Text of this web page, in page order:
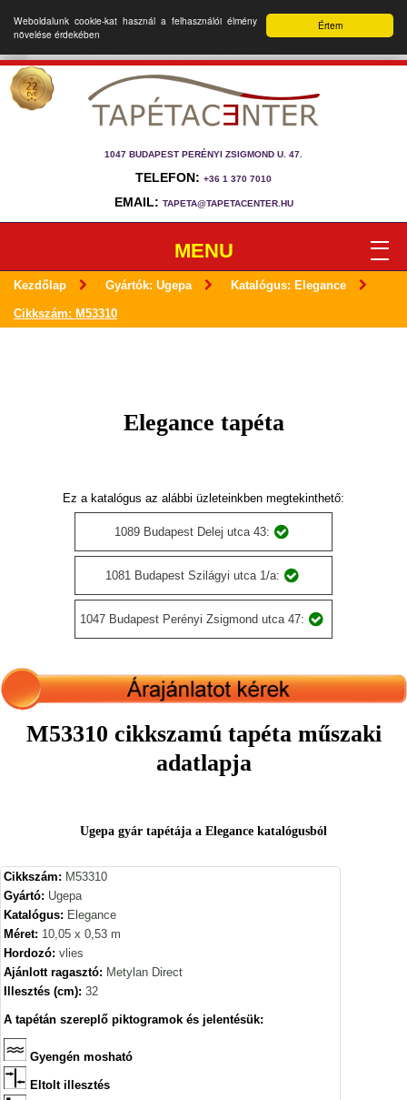
Értem
Weboldalunk cookie-kat használ a felhasználói élmény
növelése érdekében
1047 BUDAPEST PERÉNYI ZSIGMOND U. 47.
TELEFON: +36 1 370 7010
EMAIL: TAPETA@TAPETACENTER.HU
MENU
Kezdőlap Gyártók: Ugepa Katalógus: Elegance
Cikkszám: M53310
Elegance tapéta
Ez a katalógus az alábbi üzleteinkben megtekinthető:
1089 Budapest Delej utca 43:
1081 Budapest Szilágyi utca 1/a:
1047 Budapest Perényi Zsigmond utca 47:
M53310 cikkszamú tapéta műszaki
adatlapja
Ugepa gyár tapétája a Elegance katalógusból
Cikkszám: M53310
Gyártó: Ugepa
Katalógus: Elegance
Méret: 10,05 x 0,53 m
Hordozó: vlies
Ajánlott ragasztó: Metylan Direct
Illesztés (cm): 32
A tapétán szereplő piktogramok és jelentésük:
Gyengén mosható
Eltolt illesztés